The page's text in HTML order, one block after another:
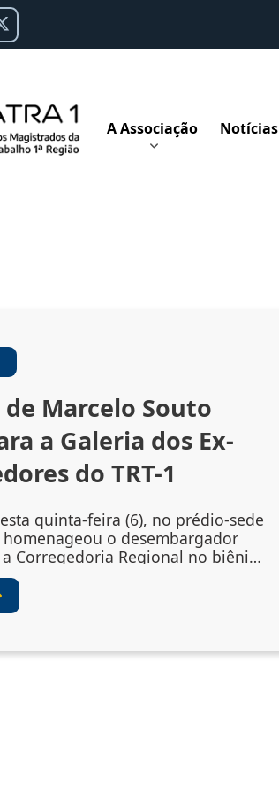
A Associação Notícias
Marcelo Souto
a Galeria dos Ex-
do TRT-1
quinta-feira (6), no prédio-sede
o desembargador
Corregedoria Regional no biênio
cerimônia de descerramento do
Marcelo Augusto
corregedor regional no
Nobre do TRT-1. A solenidade